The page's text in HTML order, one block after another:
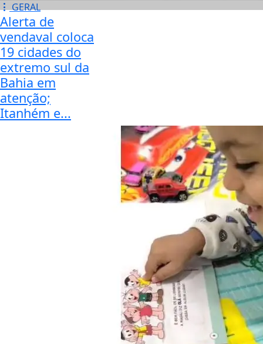
GERAL
Alerta de
vendaval coloca
19 cidades do
extremo sul da
Bahia em
atenção;
Itanhém e...